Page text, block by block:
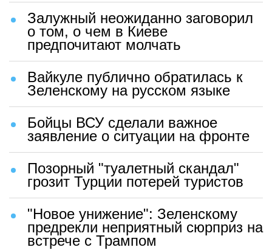
Залужный неожиданно заговорил
о том, о чем в Киеве
предпочитают молчать
Вайкуле публично обратилась к
Зеленскому на русском языке
Бойцы ВСУ сделали важное
заявление о ситуации на фронте
Позорный "туалетный скандал"
грозит Турции потерей туристов
"Новое унижение": Зеленскому
предрекли неприятный сюрприз на
встрече с Трампом